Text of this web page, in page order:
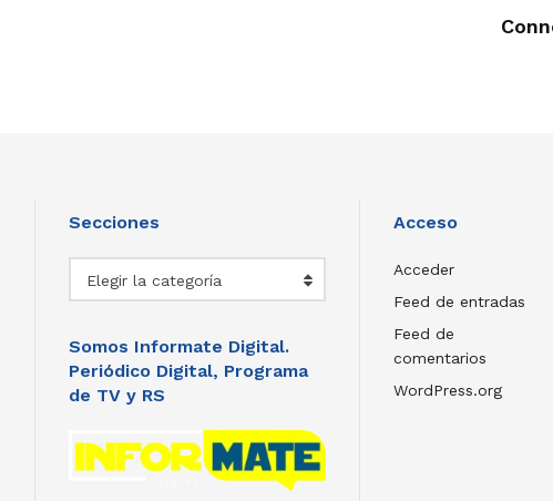
Secciones
Elegir la categoría
Somos Informate Digital.
Periódico Digital, Programa
de TV y RS
Acceso
Acceder
Feed de entradas
Feed de
comentarios
WordPress.org